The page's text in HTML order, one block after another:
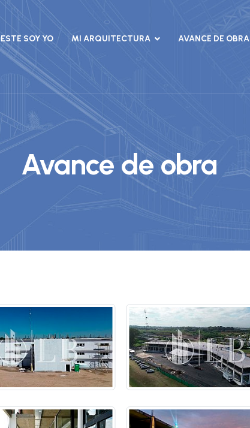
ESTE SOY YO MI ARQUITECTURA AVANCE DE OBRA
Avance de obra